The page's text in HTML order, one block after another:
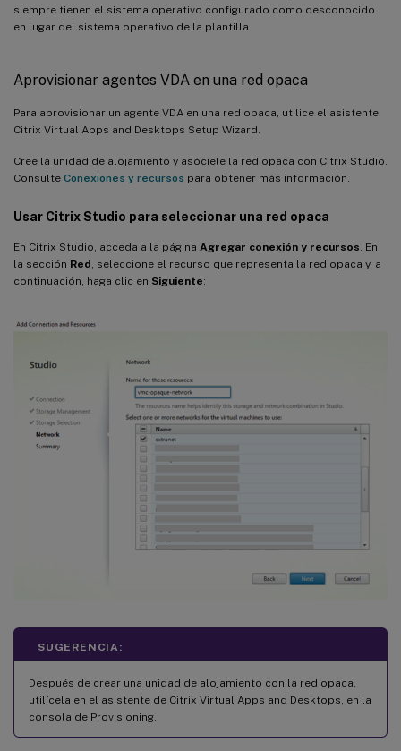
siempre tienen el sistema operativo configurado como desconocido
en lugar del sistema operativo de la plantilla.
Aprovisionar agentes VDA en una red opaca
Para aprovisionar un agente VDA en una red opaca, utilice el asistente
Citrix Virtual Apps and Desktops Setup Wizard.
Cree la unidad de alojamiento y asóciele la red opaca con Citrix Studio.
Consulte Conexiones y recursos para obtener más información.
Usar Citrix Studio para seleccionar una red opaca
En Citrix Studio, acceda a la página Agregar conexión y recursos . En
la sección Red , seleccione el recurso que representa la red opaca y, a
continuación, haga clic en Siguiente:
SUGERENCIA:
Después de crear una unidad de alojamiento con la red opaca,
utilícela en el asistente de Citrix Virtual Apps and Desktops, en la
consola de Provisioning.